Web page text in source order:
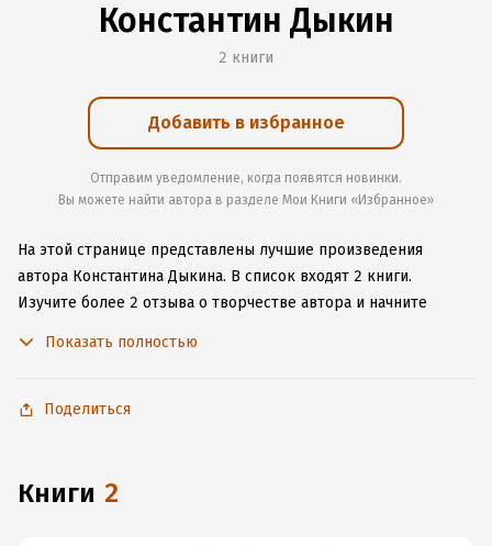
Константин Дыкин
2 книги
Добавить в избранное
Отправим уведомление, когда появятся новинки.
Вы можете найти автора в разделе Мои Книги «Избранное»
На этой странице представлены лучшие произведения
автора Константина Дыкина. В список входят 2 книги.
Изучите более 2 отзыва о творчестве автора и начните
даже без подключения к интернету.
Показать полностью
Поделиться
книги 2